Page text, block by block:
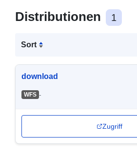
Distributionen 1
Sort
download
WFS -
Zugriff